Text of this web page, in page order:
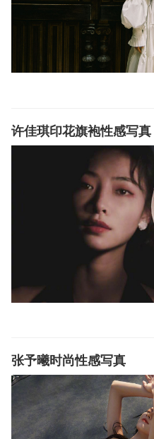
许佳琪印花旗袍性感写真
张予曦时尚性感写真